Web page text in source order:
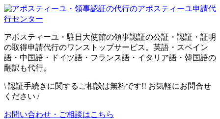
アポスティーユ・駐日大使館の領事認証の公証・認証・証明
の取得申請代行のワンストップサービス。英語・スペイン
語・中国語・ドイツ語・フランス語・イタリア語・韓国語の
翻訳も代行。
\ 認証手続きに関するご相談は無料です!! お気軽にお問合せ
ください /
お問い合わせ・ご相談はこちら